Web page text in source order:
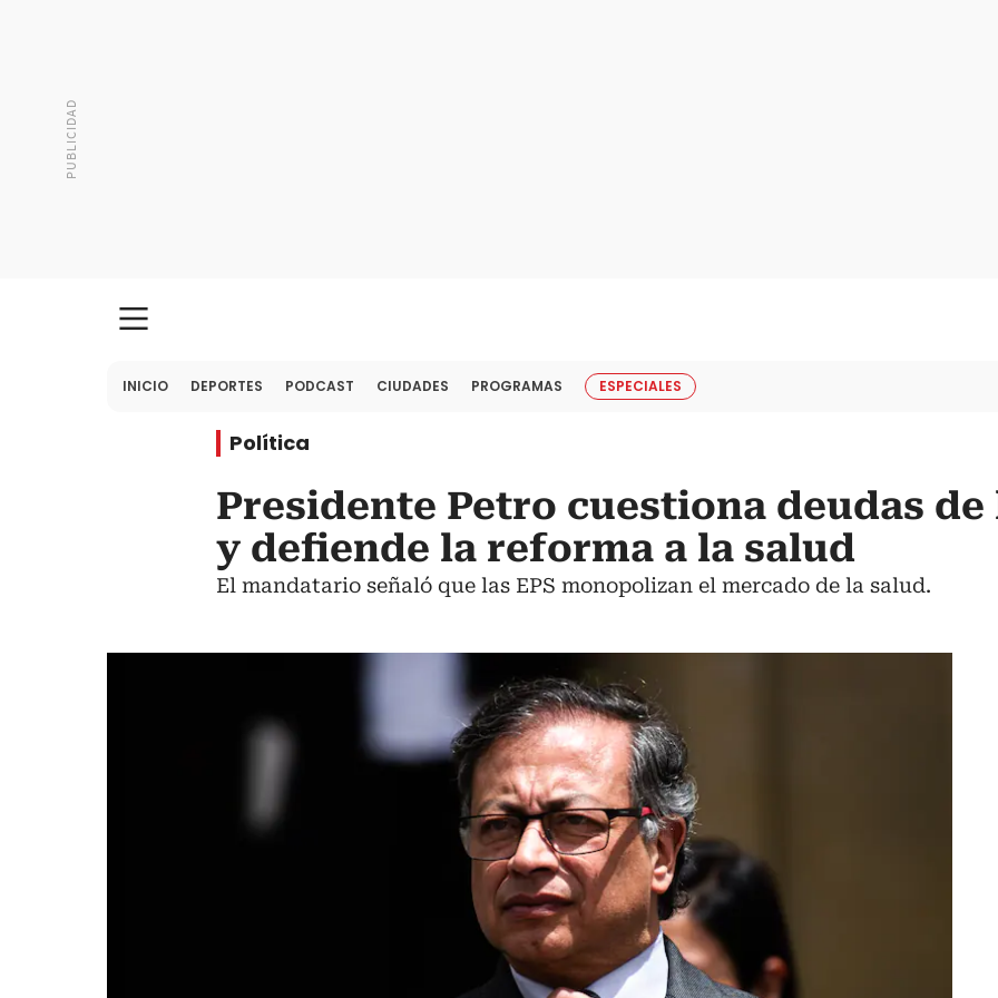
INICIO DEPORTES PODCAST CIUDADES PROGRAMAS ESPECIALES
Política
Presidente Petro cuestiona deudas de
y defiende la reforma a la salud
El mandatario señaló que las EPS monopolizan el mercado de la salud.